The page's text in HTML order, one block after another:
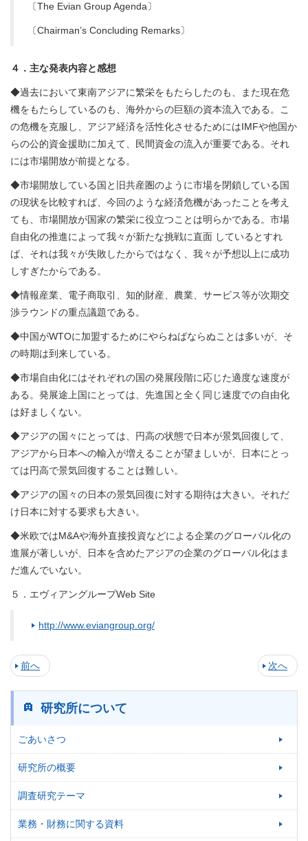
〔The Evian Group Agenda〕
〔Chairman’s Concluding Remarks〕
４．主な発表内容と感想
◆過去において東南アジアに繁栄をもたらしたのも、また現在危
機をもたらしているのも、海外からの巨額の資本流入である。こ
の危機を克服し、アジア経済を活性化させるためにはIMFや他国か
らの公的資金援助に加えて、民間資金の流入が重要である。それ
には市場開放が前提となる。
◆市場開放している国と旧共産圏のように市場を閉鎖している国
の現状を比較すれば、今回のような経済危機があったことを考え
ても、市場開放が国家の繁栄に役立つことは明らかである。市場
自由化の推進によって我々が新たな挑戦に直面 しているとすれ
ば、それは我々が失敗したからではなく、我々が予想以上に成功
しすぎたからである。
◆情報産業、電子商取引、知的財産、農業、サービス等が次期交
渉ラウンドの重点議題である。
◆中国がWTOに加盟するためにやらねばならぬことは多いが、そ
の時期は到来している。
◆市場自由化にはそれぞれの国の発展段階に応じた適度な速度が
ある。発展途上国にとっては、先進国と全く同じ速度での自由化
は好ましくない。
◆アジアの国々にとっては、円高の状態で日本が景気回復して、
アジアから日本への輸入が増えることが望ましいが、日本にとっ
ては円高で景気回復することは難しい。
◆アジアの国々の日本の景気回復に対する期待は大きい。それだ
け日本に対する要求も大きい。
◆米欧ではM&Aや海外直接投資などによる企業のグローバル化の
進展が著しいが、日本を含めたアジアの企業のグローバル化はま
だ進んでいない。
５．エヴィアングループWeb Site
http://www.eviangroup.org/
前へ 次へ
研究所について
ごあいさつ
研究所の概要
調査研究テーマ
業務・財務に関する資料